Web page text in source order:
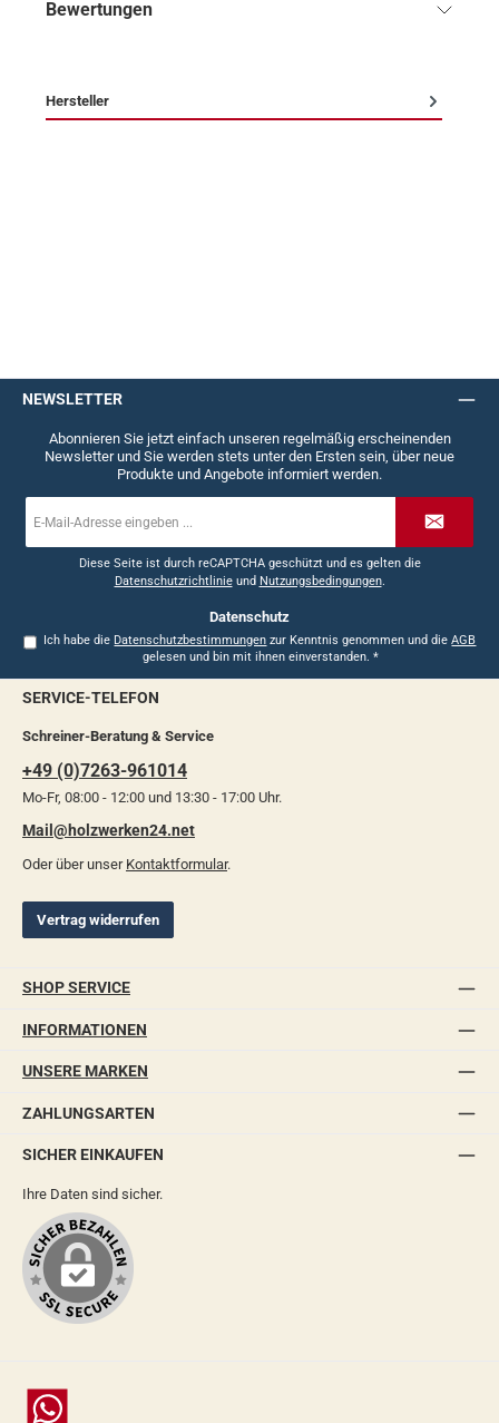
Bewertungen
Hersteller
NEWSLETTER
Abonnieren Sie jetzt einfach unseren regelmäßig erscheinenden
Newsletter und Sie werden stets unter den Ersten sein, über neue
Produkte und Angebote informiert werden.
Mail-
Diese Seite ist durch reCAPTCHA geschützt und es gelten die
Datenschutzrichtlinieund Nutzungsbedingungen.
Datenschutz
Ich habe die Datenschutzbestimmungen zur Kenntnis genommen und dieAGB
gelesen und bin mit ihnen einverstanden. *
SERVICE-TELEFON
Schreiner-Beratung & Service
+49 (0)7263-961014
Mo-Fr, 08:00 - 12:00 und 13:30 - 17:00 Uhr.
Mail@holzwerken24.net
Oder über unser Kontaktformular.
Vertrag widerrufen
SHOP SERVICE
INFORMATIONEN
UNSERE MARKEN
ZAHLUNGSARTEN
SICHER EINKAUFEN
Ihre Daten sind sicher.
Chat